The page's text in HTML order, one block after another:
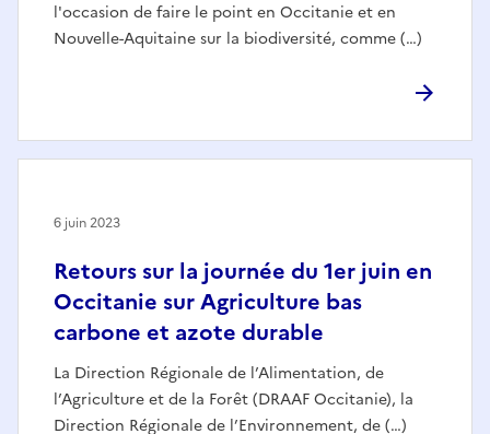
l'occasion de faire le point en Occitanie et en
Nouvelle-Aquitaine sur la biodiversité, comme (…)
Retours sur la journée du 1er juin en
Occitanie sur Agriculture bas
carbone et azote durable
La Direction Régionale de l’Alimentation, de
l’Agriculture et de la Forêt (DRAAF Occitanie), la
Direction Régionale de l’Environnement, de (…)
6 juin 2023